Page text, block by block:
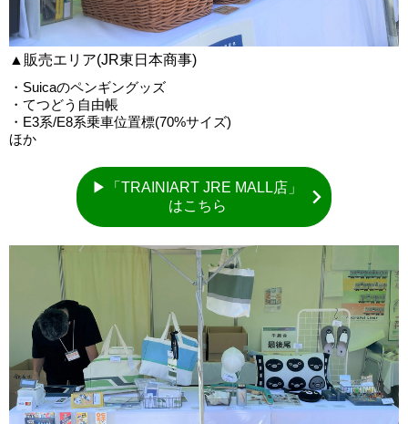
▲販売エリア(JR東日本商事)
・Suicaのペンギングッズ
・てつどう自由帳
・E3系/E8系乗車位置標(70%サイズ)
ほか
▶「TRAINIART JRE MALL店」
はこちら